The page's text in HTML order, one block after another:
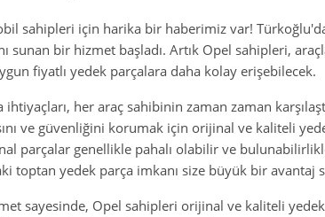
sahipleri için harika bir haberimiz var!
sunan bir hizmet başladı. Artık Opel sahipleri,
fiyatlı yedek parçalara daha kolay erişebilecek.
ihtiyaçları, her araç sahibinin zaman zaman
ve güvenliğini korumak için orijinal ve kaliteli
parçalar genellikle pahalı olabilir ve
toptan yedek parça imkanı size büyük bir avantaj
sayesinde, Opel sahipleri orijinal ve kaliteli